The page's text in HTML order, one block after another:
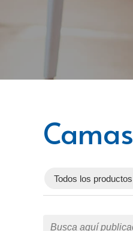
Camas
Todos los productos